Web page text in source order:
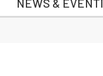
NEWS & EVENTI